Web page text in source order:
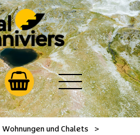
Wohnungen und Chalets
>